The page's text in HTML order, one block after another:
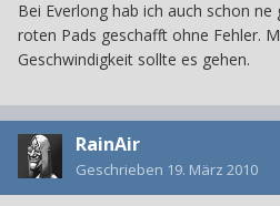
Bei Everlong hab ich auch schon
roten Pads geschafft ohne Fehler.
Geschwindigkeit sollte es gehen.
RainAir
Geschrieben 19. März 2010